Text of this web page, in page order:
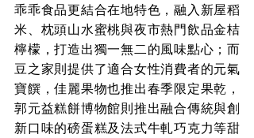
乖乖食品更結合在地特色，融入新屋稻
米、枕頭山水蜜桃與夜市熱門飲品金桔
檸檬，打造出獨一無二的風味點心；而
豆之家則提供了適合女性消費者的元氣
寶饌，佳麗果物也推出春季限定果乾，
郭元益糕餅博物館則推出融合傳統與創
新口味的磅蛋糕及法式牛軋巧克力等甜